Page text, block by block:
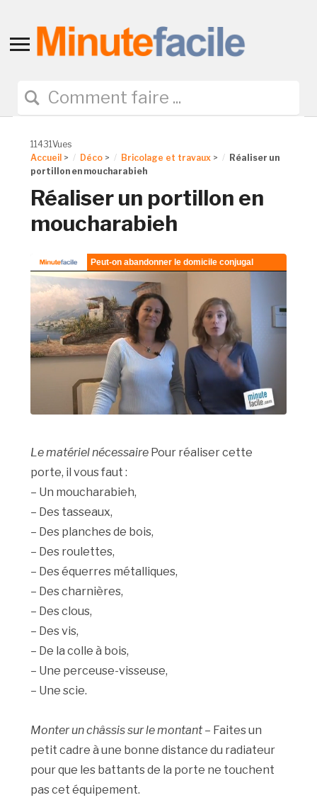
Toggle
navigation
11431Vues
Accueil > Déco > Bricolage et travaux >
Réaliser un
portillon en moucharabieh
Réaliser un portillon en
moucharabieh
Le matériel nécessaire Pour réaliser cette
porte, il vous faut :
– Un moucharabieh,
– Des tasseaux,
– Des planches de bois,
– Des roulettes,
– Des équerres métalliques,
– Des charnières,
– Des clous,
– Des vis,
– De la colle à bois,
– Une perceuse-visseuse,
– Une scie.
Monter un châssis sur le montant– Faites un
petit cadre à une bonne distance du radiateur
pour que les battants de la porte ne touchent
pas cet équipement.